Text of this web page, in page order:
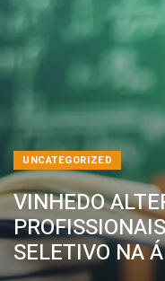
UNCATEGORIZED
VINHEDO
SELETIVO NA